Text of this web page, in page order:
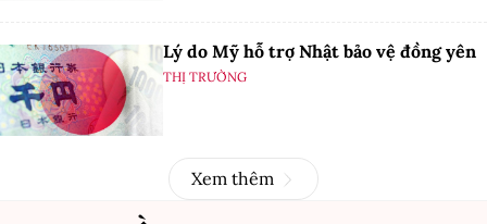
Lý do Mỹ hỗ trợ Nhật bảo vệ đồng yên
THỊ TRƯỜNG
Xem thêm